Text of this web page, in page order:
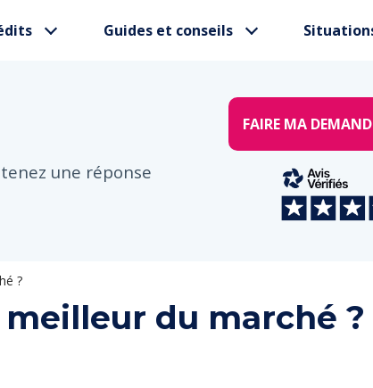
Guides et conseils
une réponse
FAIRE MA
?
du marché ?